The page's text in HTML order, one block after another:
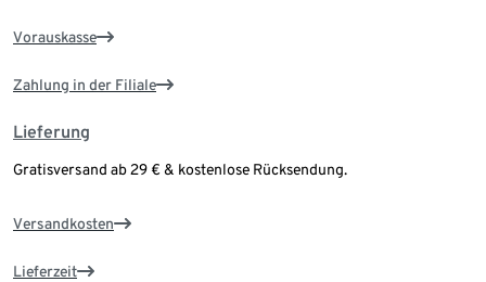
Vorauskasse
Zahlung in der Filiale
Lieferung
Gratisversand ab 29 € & kostenlose Rücksendung.
Versandkosten
Lieferzeit